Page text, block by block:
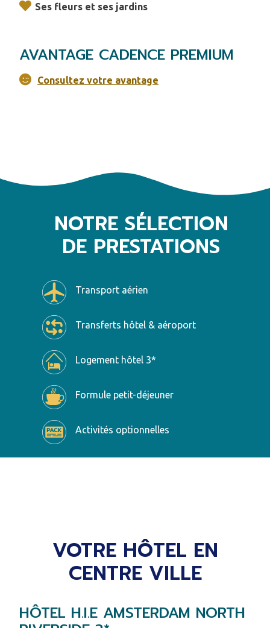
Ses fleurs et ses jardins
AVANTAGE CADENCE PREMIUM
Consultez votre avantage
NOTRE SÉLECTION
DE PRESTATIONS
Transport aérien
Transferts hôtel & aéroport
Logement hôtel 3*
Formule petit-déjeuner
Activités optionnelles
VOTRE HÔTEL EN
CENTRE VILLE
HÔTEL H.I.E AMSTERDAM NORTH